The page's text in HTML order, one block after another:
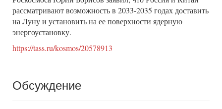
рассматривают возможность в 2033-2035 годах доставить
на Луну и установить на ее поверхности ядерную
энергоустановку.
https://tass.ru/kosmos/20578913
Обсуждение